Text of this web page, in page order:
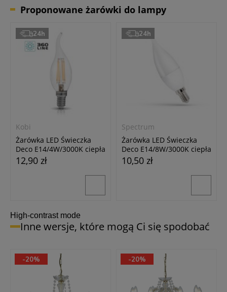
Proponowane żarówki do lampy
Kobi
Żarówka LED Świeczka
Deco E14/4W/3000K ciepła
biała
24h
12,90 zł
Spectrum
Żarówka LED Świeczka
Deco E14/8W/3000K ciepła
biała
24h
10,50 zł
High-contrast mode
Inne wersje, które mogą Ci się spodobać
-20% -20%